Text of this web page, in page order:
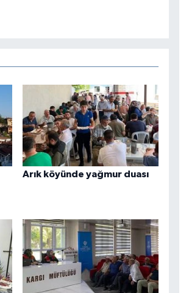
Arık köyünde yağmur duası